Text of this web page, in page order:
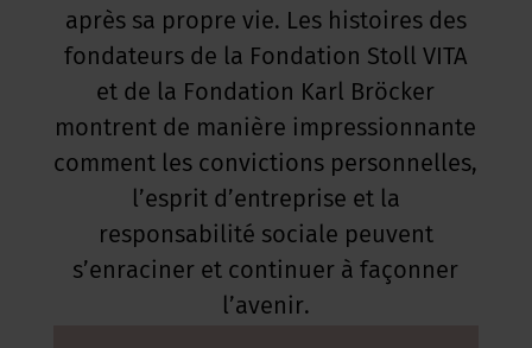
cherchez l‘inspiration ?
pratiques pour Workcafé &
au bureau
après sa propre vie. Les histoires des
fondateurs de la Fondation Stoll VITA
et de la Fondation Karl Bröcker
montrent de manière impressionnante
comment les convictions personnelles,
l’esprit d’entreprise et la
responsabilité sociale peuvent
s’enraciner et continuer à façonner
l’avenir.